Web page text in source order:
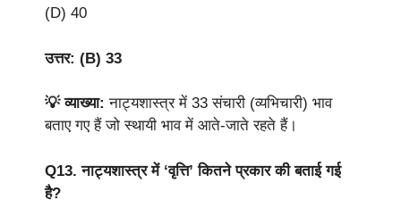
(D) 40
उत्तर: (B) 33
💡 व्याख्या:नाट्यशास्त्र में 33 संचारी (व्यभिचारी) भाव
बताए गए हैं जो स्थायी भाव में आते-जाते रहते हैं।
Q13.नाट्यशास्त्र में ‘वृत्ति’ कितने प्रकार की बताई गई
है?